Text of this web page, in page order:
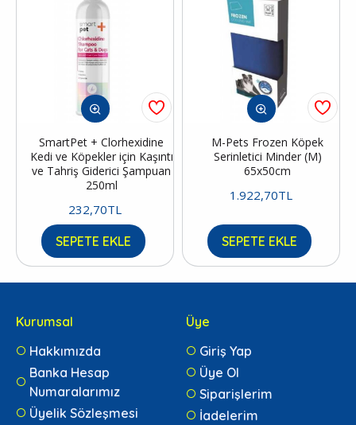
SmartPet + Clorhexidine
Kedi ve Köpekler için Kaşıntı
ve Tahriş Giderici Şampuan
250ml
232,70TL
SEPETE EKLE
M-Pets Frozen Köpek
Serinletici Minder (M)
65x50cm
1.922,70TL
SEPETE EKLE
Kurumsal
Hakkımızda
Banka Hesap
Numaralarımız
Üyelik Sözleşmesi
Üye
Giriş Yap
Üye Ol
Siparişlerim
İadelerim